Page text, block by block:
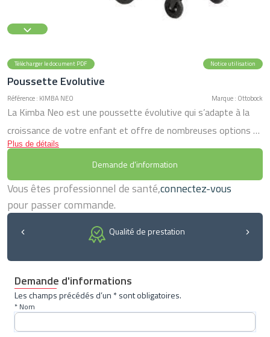
Télécharger le document PDF Notice utilisation
Poussette Evolutive
Référence : KIMBA NEO Marque : Ottobock
La Kimba Neo est une poussette évolutive qui s’adapte à la
croissance de votre enfant et offre de nombreuses options et
accessoires pour une personnalisation aux exigences de votre
enfant. Son assise ajustable est composée de matières
résistantes, lavables et douces (mélange de microfibres) pour
apporter à votre enfant un maximum de confort. Le système
rapide de verrouillage automatique permet de positionner
facilement l’assise face ou dos à la route. Vous passez
facilement de la position active à la position couchée grâce à la
poignée située à l’arrière du dossier. Ce modèle existe en 2
tailles: - Taille 1 pour les enfants de 80 à 135 cm - Taille 2
pour les enfants de 135 à 160 cm Disponible uniquement à la
vente (plus de renseignements auprès de votre pharmacie).
Plus de détails
Demande d'information
Vous êtes professionnel de santé,connectez-vous
pour passer commande.
Qualité de prestation
Demande d'informations
Les champs précédés d’un * sont obligatoires.
* Nom